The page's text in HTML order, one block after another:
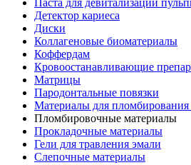
Детектор кариеса
Диски
Коллагеновые биоматериалы
Коффердам
Кровоостанавливающие
Матрицы
Пародонтальные повязки
Материалы для пломбирования
Пломбировочные материалы
Прокладочные материалы
Гели для травления эмали
Слепочные материалы